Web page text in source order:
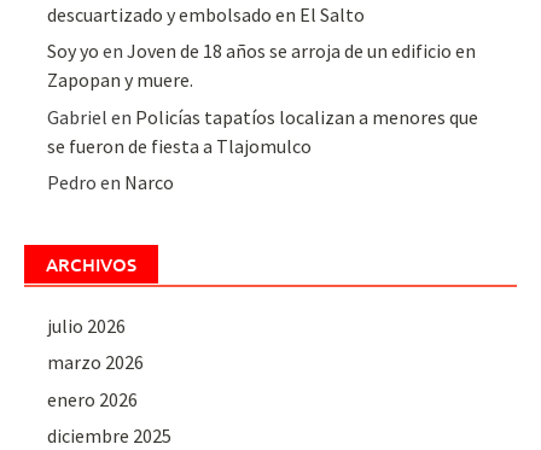
descuartizado y embolsado en El Salto
Soy yo enJoven de 18 años se arroja de un edificio en
Zapopan y muere.
Gabriel en Policías tapatíos localizan a menores que
se fueron de fiesta a Tlajomulco
Pedro en Narco
ARCHIVOS
julio 2026
marzo 2026
enero 2026
diciembre 2025